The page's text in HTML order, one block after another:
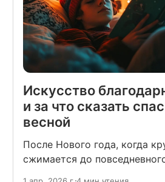
Искусство
и за что сказать
весной
После Нового года, когда
сжимается до